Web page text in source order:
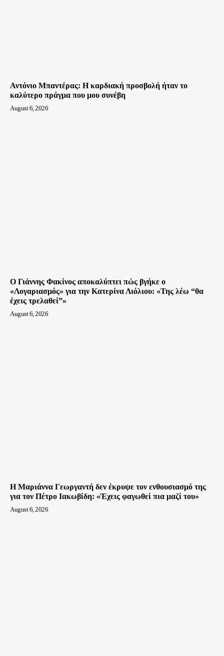
Αντόνιο Μπαντέρας: Η καρδιακή προσβολή ήταν το
καλύτερο πράγμα που μου συνέβη
August 6, 2026
Ο Γιάννης Φακίνος αποκαλύπτει πώς βγήκε ο
«Λογαριασμός» για την Κατερίνα Λιόλιου: «Της λέω “θα
έχεις τρελαθεί”»
August 6, 2026
Η Μαριάννα Γεωργαντή δεν έκρυψε τον ενθουσιασμό της
για τον Πέτρο Ιακωβίδη: «Έχεις φαγωθεί πια μαζί του»
August 6, 2026